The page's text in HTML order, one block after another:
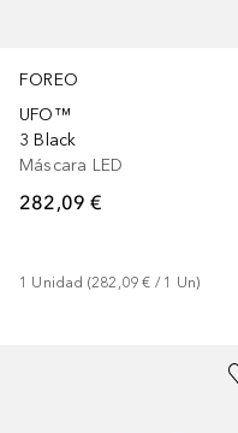
FOREO
UFO™
3 Black
Máscara LED
282,09 €
1 Unidad (282,09 € / 1 Un)